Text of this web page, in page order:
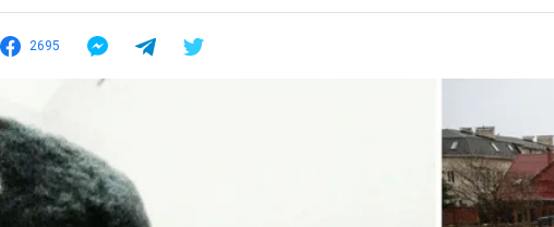
2695